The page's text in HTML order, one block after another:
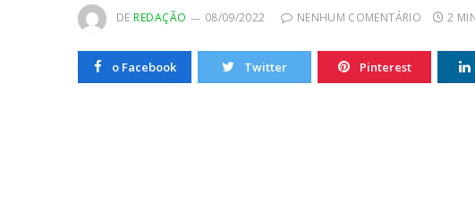
DE REDAÇÃO 08/09/2022 NENHUM COMENTÁRIO 2
o Facebook Twitter Pinterest
20/10/2022